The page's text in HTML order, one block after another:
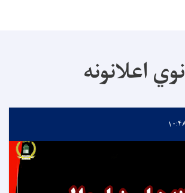
نوي اعلانونه